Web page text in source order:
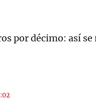
por décimo: así